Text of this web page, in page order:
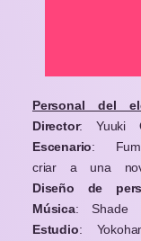
Personal del
Director: Yuuki
Escenario:
criar a una
Diseño de
Música: Shade
Estudio: